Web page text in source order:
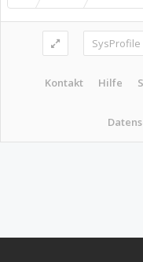
SysProfile
Kontakt Hilfe